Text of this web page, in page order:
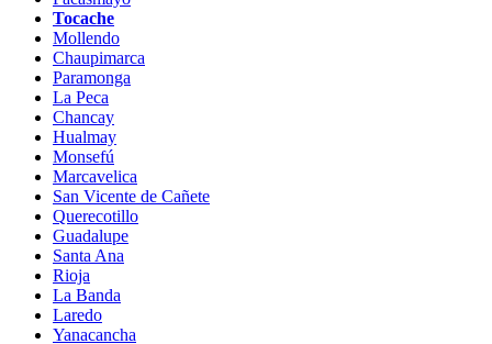
Tocache
Mollendo
Chaupimarca
Paramonga
La Peca
Chancay
Hualmay
Monsefú
Marcavelica
San Vicente de Cañete
Querecotillo
Guadalupe
Santa Ana
Rioja
La Banda
Laredo
Yanacancha